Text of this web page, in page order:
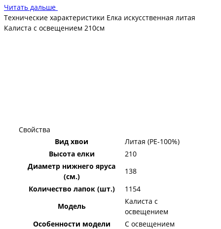
занимает много места, а значит, вы сможет быстро и просто
оформить праздничную обстановку в своём доме.
Читать дальше
Технические характеристики Елка искусственная литая
Калиста с освещением 210см
Свойства
Вид хвои
Литая (PE-100%)
Высота елки
210
Диаметр нижнего яруса
(см.)
138
Количество лапок (шт.)
1154
Модель
Калиста с
освещением
Особенности модели
С освещением